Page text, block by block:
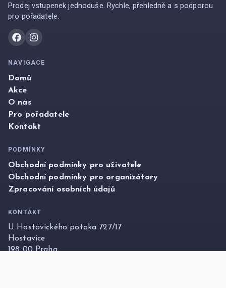
Prodej vstupenek jednoduše. Rychle, přehledně a s podporou
pro pořadatele.
NAVIGACE
Domů
Akce
O nás
Pro pořadatele
Kontakt
PODMÍNKY
Obchodní podmínky pro uživatele
Obchodní podmínky pro organizátory
Zpracování osobních údajů
KONTAKT
U Hostavického potoka 727/17
Hostavice
198 00 Praha